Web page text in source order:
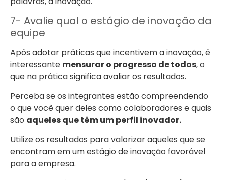
7- Avalie qual o estágio de inovação da
equipe
Após adotar práticas que incentivem a inovação, é
interessante mensurar o progresso de todos, o
que na prática significa avaliar os resultados.
Perceba se os integrantes estão compreendendo
o que você quer deles como colaboradores e quais
são aqueles que têm um perfil inovador.
Utilize os resultados para valorizar aqueles que se
encontram em um estágio de inovação favorável
para a empresa.